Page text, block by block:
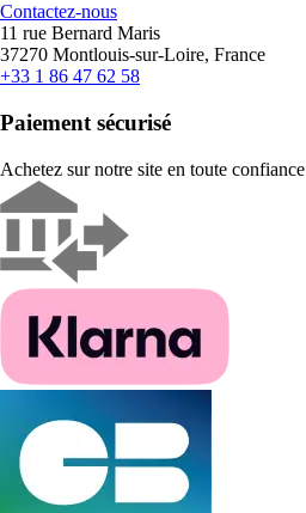
Contactez-nous
11 rue Bernard Maris
37270 Montlouis-sur-Loire, France
+33 1 86 47 62 58
Paiement sécurisé
Achetez sur notre site en toute confiance